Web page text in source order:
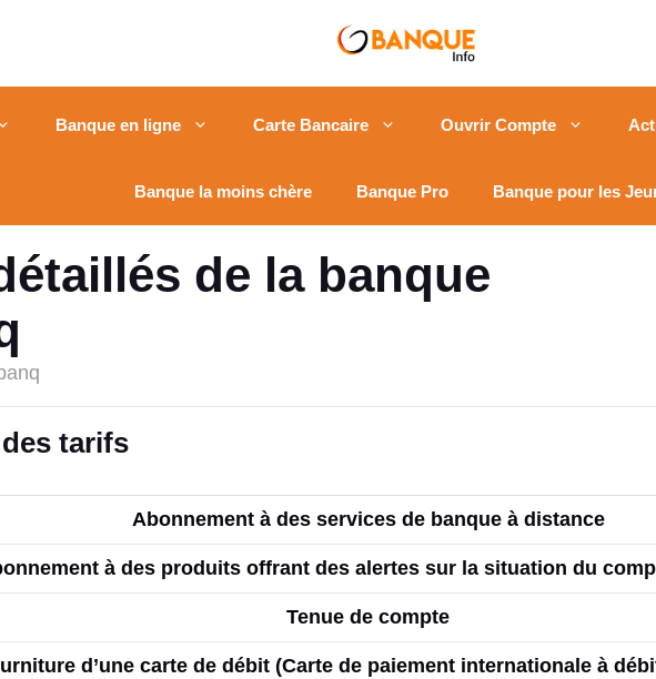
Banque en ligne Carte Bancaire Ouvrir Compte
Banque la moins chère Banque Pro Banque pour les
de la banque
tarifs
Abonnement à des services de banque à distance
à des produits offrant des alertes sur la situation du
Tenue de compte
d’une carte de débit (Carte de paiement internationale à